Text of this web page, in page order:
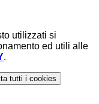
utilizzati si
ed utili alle
.
tutti i cookies